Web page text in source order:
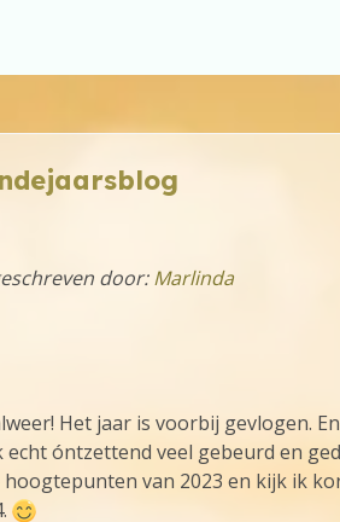
door:Marlinda
Het jaar is voorbij gevlogen.
óntzettend veel gebeurd en
van 2023 en kijk ik